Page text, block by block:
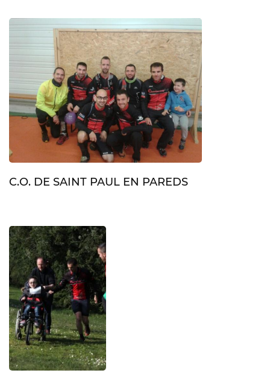
C.O. DE SAINT PAUL EN PAREDS